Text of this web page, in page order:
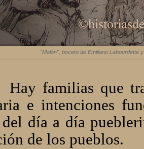
"Malón", boceto de Emiliano Labourdette
que
e intenciones
día a día
de los pueblos.